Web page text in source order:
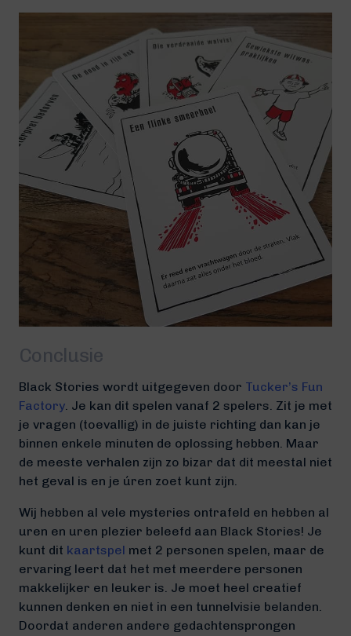
Conclusie
Black Stories wordt uitgegeven door Tucker’s Fun
Factory. Je kan dit spelen vanaf 2 spelers. Zit je met
je vragen (toevallig) in de juiste richting dan kan je
binnen enkele minuten de oplossing hebben. Maar
de meeste verhalen zijn zo bizar dat dit meestal niet
het geval is en je úren zoet kunt zijn.
Wij hebben al vele mysteries ontrafeld en hebben al
uren en uren plezier beleefd aan Black Stories! Je
kunt dit kaartspel met 2 personen spelen, maar de
ervaring leert dat het met meerdere personen
makkelijker en leuker is. Je moet heel creatief
kunnen denken en niet in een tunnelvisie belanden.
Doordat anderen andere gedachtensprongen